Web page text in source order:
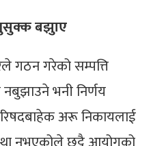
लुसुक्क बझुाए
गठन गरेको सम्पत्ति
भनी निर्णय
अरू निकायलाई